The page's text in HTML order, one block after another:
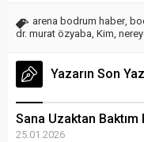
arena bodrum haber,
dr. murat özyaba, Kim,
Yazarın Son
Sana Uzaktan Baktım
25.01.2026